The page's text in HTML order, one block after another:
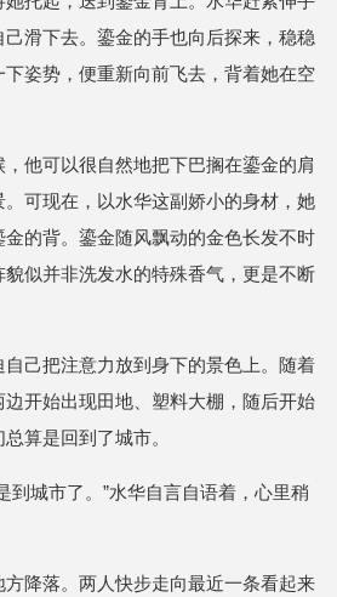
滑下去。鎏金的手也向后探来，稳稳
姿势，便重新向前飞去，背着她在空
他可以很自然地把下巴搁在鎏金的肩
可现在，以水华这副娇小的身材，她
的背。鎏金随风飘动的金色长发不时
似并非洗发水的特殊香气，更是不断
己把注意力放到身下的景色上。随着
开始出现田地、塑料大棚，随后开始
算是回到了城市。
到城市了。”水华自言自语着，心里稍
降落。两人快步走向最近一条看起来